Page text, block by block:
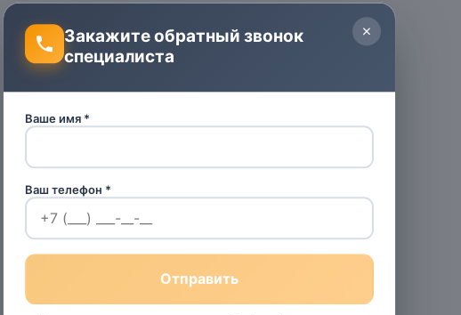
Закажите обратный звонок
специалиста
Ваше имя *
Ваш телефон *